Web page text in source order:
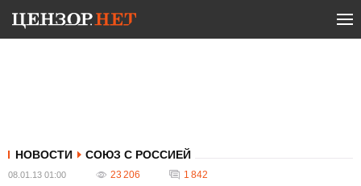
НОВОСТИ СОЮЗ С РОССИЕЙ
08.01.13 01:00 23 206 1 842